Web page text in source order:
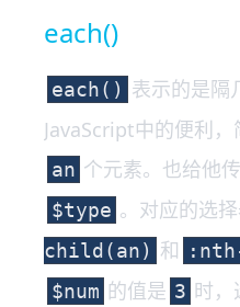
each()
each() 表示的是隔
JavaScript中的便利
an 个元素。也给他
$type 。对应的选
child(an) 和
$num 的值是 3 时，